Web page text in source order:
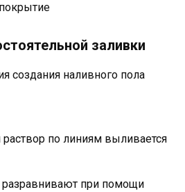
заливки
создания наливного пола
по линиям выливается
при помощи